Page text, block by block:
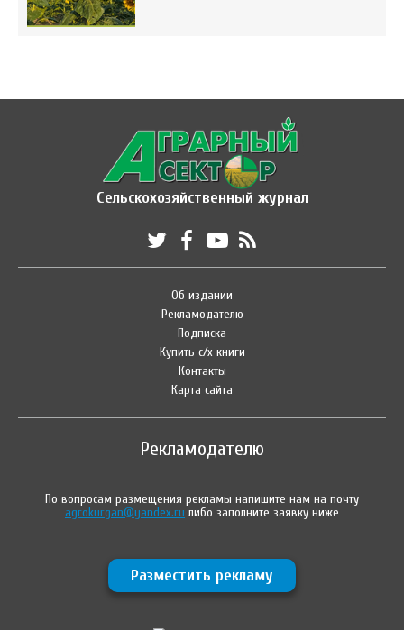
Сельскохозяйственный журнал
Об издании
Рекламодателю
Подписка
Купить с/х книги
Контакты
Карта сайта
Рекламодателю
По вопросам размещения рекламы напишите нам на почту
agrokurgan@yandex.ru либо заполните заявку ниже
Разместить рекламу